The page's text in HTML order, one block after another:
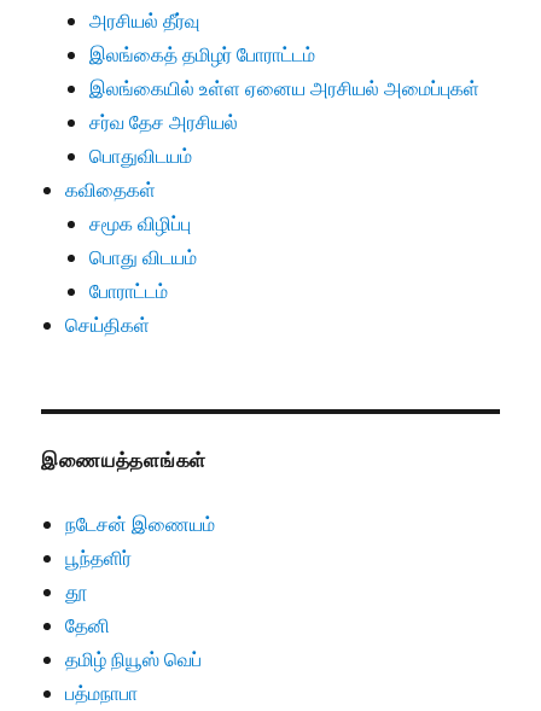
அரசியல் தீர்வு
இலங்கைத் தமிழர் போராட்டம்
இலங்கையில் உள்ள ஏனைய அரசியல் அமைப்புகள்
சர்வ தேச அரசியல்
பொதுவிடயம்
கவிதைகள்
சமூக விழிப்பு
பொது விடயம்
போராட்டம்
செய்திகள்
இணையத்தளங்கள்
நடேசன் இணையம்
பூந்தளிர்
தூ
தேனி
தமிழ் நியூஸ் வெப்
பத்மநாபா